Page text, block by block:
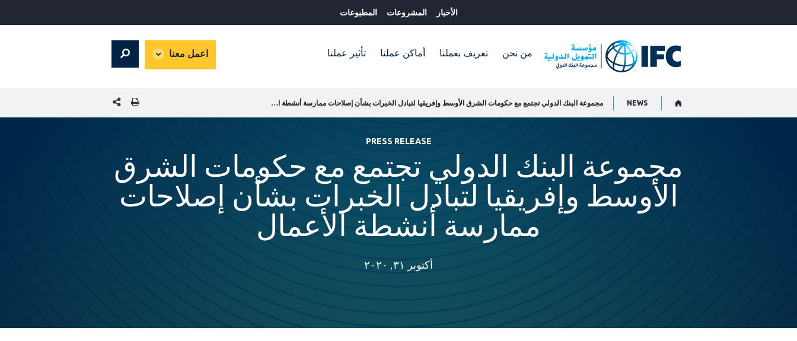
الأخبار المشروعات المطبوعات
من نحن تعريف بعملنا أماكن عملنا تأثير عملنا اعمل معنا
global
Search
NEWS شارك هذه الصفحة
PRESS RELEASE
مجموعة البنك الدولي تجتمع مع حكومات الشرق
الأوسط وإفريقيا لتبادل الخبرات بشأن إصلاحات
ممارسة أنشطة الأعمال
أكتوبر ٣١, ٢٠٢٠